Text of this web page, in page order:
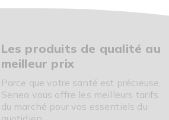
Les produits de qualité au
meilleur prix
Parce que votre santé est précieuse,
Senea vous offre les meilleurs tarifs
du marché pour vos essentiels du